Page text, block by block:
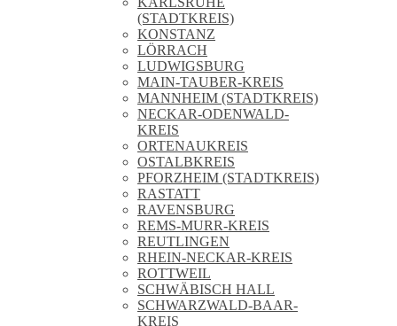
(STADTKREIS)
KONSTANZ
LÖRRACH
LUDWIGSBURG
MAIN-TAUBER-KREIS
MANNHEIM (STADTKREIS)
NECKAR-ODENWALD-
KREIS
ORTENAUKREIS
OSTALBKREIS
PFORZHEIM (STADTKREIS)
RASTATT
RAVENSBURG
REMS-MURR-KREIS
REUTLINGEN
RHEIN-NECKAR-KREIS
ROTTWEIL
SCHWÄBISCH HALL
SCHWARZWALD-BAAR-
KREIS